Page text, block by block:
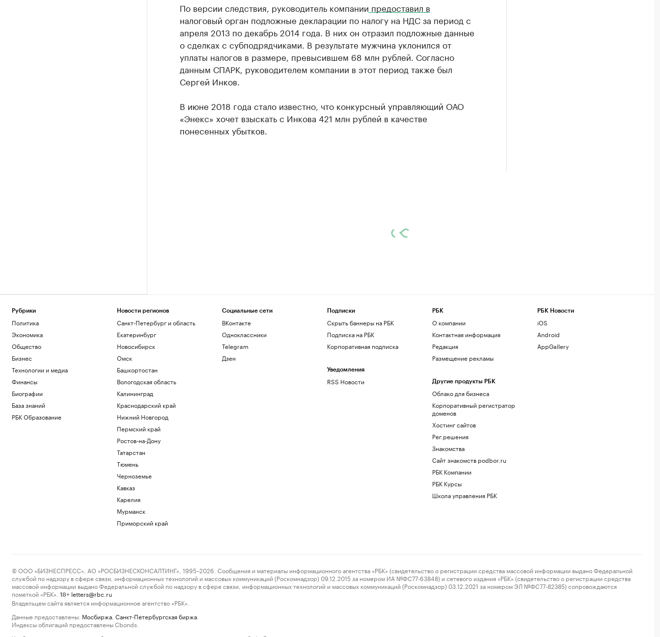
По версии следствия, руководитель компании предоставил в
налоговый орган подложные декларации по налогу на НДС за период с
апреля 2013 по декабрь 2014 года. В них он отразил подложные данные
о сделках с субподрядчиками. В результате мужчина уклонился от
уплаты налогов в размере, превысившем 68 млн рублей. Согласно
данным СПАРК, руководителем компании в этот период также был
Сергей Инков.
В июне 2018 года стало известно, что конкурсный управляющий ОАО
«Энекс» хочет взыскать с Инкова 421 млн рублей в качестве
понесенных убытков.
Рубрики
Политика
Экономика
Общество
Бизнес
Технологии и медиа
Финансы
Биографии
База знаний
РБК Образование
Новости регионов
Санкт-Петербург и область
Екатеринбург
Новосибирск
Омск
Башкортостан
Вологодская область
Калининград
Краснодарский край
Нижний Новгород
Пермский край
Ростов-на-Дону
Татарстан
Тюмень
Черноземье
Кавказ
Карелия
Мурманск
Приморский край
Социальные сети
ВКонтакте
Одноклассники
Telegram
Дзен
Подписки
Скрыть баннеры на РБК
Подписка на РБК
Корпоративная подписка
Уведомления
RSS Новости
РБК
О компании
Контактная информация
Редакция
Размещение рекламы
Другие продукты РБК
Облако для бизнеса
Корпоративный регистратор
доменов
Хостинг сайтов
Рег.решения
Знакомства
Сайт знакомств podbor.ru
РБК Компании
РБК Курсы
Школа управления РБК
РБК Новости
iOS
Android
AppGallery
© ООО «БИЗНЕСПРЕСС», АО «РОСБИЗНЕСКОНСАЛТИНГ», 1995–2026. Сообщения и материалы информационного агентства «РБК» (свидетельство о регистрации средства массовой информации выдано Федеральной
службой по надзору в сфере связи, информационных технологий и массовых коммуникаций (Роскомнадзор) 09.12.2015 за номером ИА №ФС77-63848) и сетевого издания «РБК» (свидетельство о регистрации средства
массовой информации выдано Федеральной службой по надзору в сфере связи, информационных технологий и массовых коммуникаций (Роскомнадзор) 03.12.2021 за номером ЭЛ №ФС77-82385) сопровождаются
пометкой «РБК».
18+ letters@rbc.ru
Владельцем сайта является информационное агентство «РБК».
Данные предоставлены: Мосбиржа Санкт-Петербургская биржа
Индексы облигаций предоставлены Cbonds.